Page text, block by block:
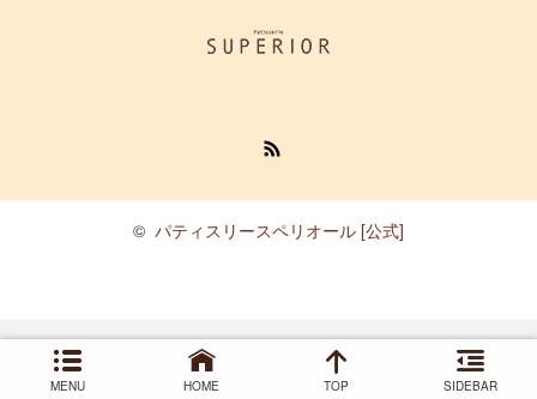
MENU HOME TOP SIDEBAR
© パティスリースペリオール [公式]